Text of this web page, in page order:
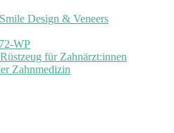
Design & Veneers
WP
für Zahnärzt:innen
Zahnmedizin